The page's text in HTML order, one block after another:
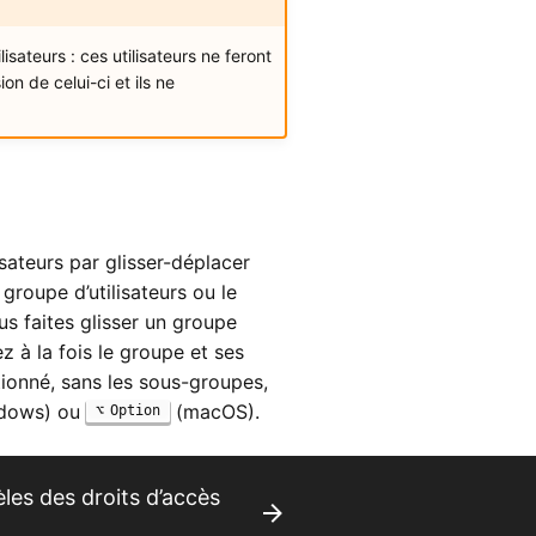
: ces utilisateurs ne feront
de celui-ci et ils ne
par glisser-déplacer
d’utilisateurs ou le
faites glisser un groupe
à la fois le groupe et ses
sans les sous-groupes,
ou
Option (macOS).
des droits d’accès